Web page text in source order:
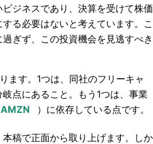
ジネスであり、決算を受けて株価
る必要はないと考えています。こ
ぎず、この投資機会を見逃すべき
ます。1つは、同社のフリーキャ
点にあること。もう1つは、事業
）に依存している点です。
稿で正面から取り上げます。しか